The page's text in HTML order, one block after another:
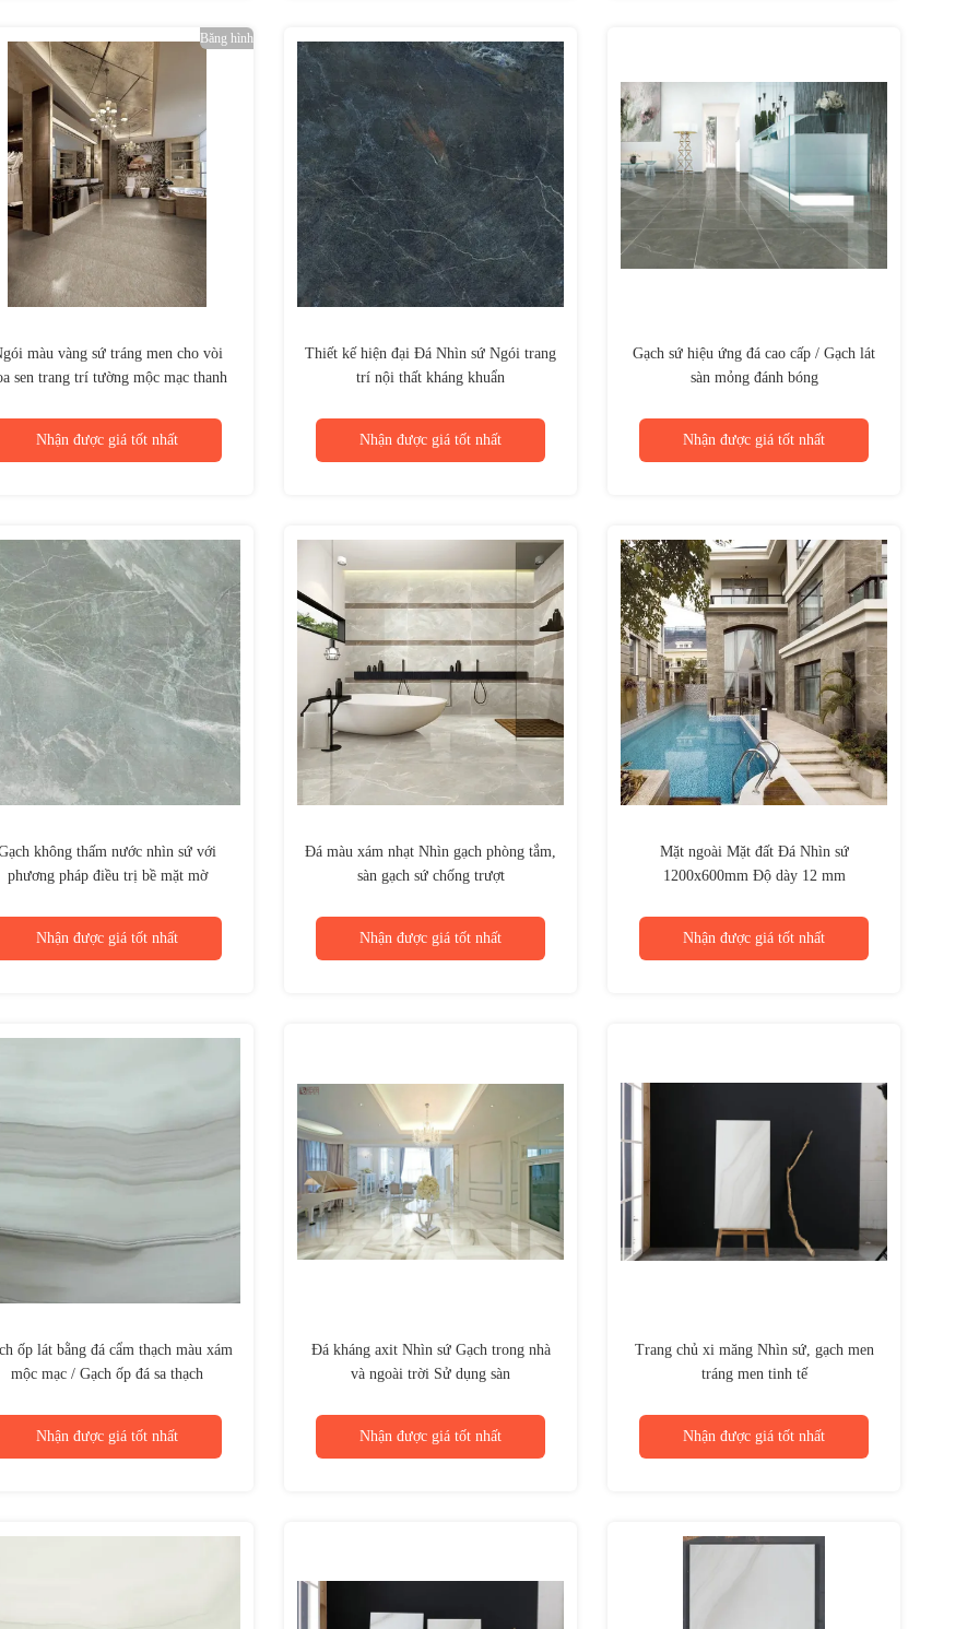
Băng hình
màu vàng sứ tráng men cho vòi
sen trang trí tường mộc mạc thanh
Nhận được giá tốt nhất
Thiết kế hiện đại Đá Nhìn sứ Ngói trang
trí nội thất kháng khuẩn
Nhận được giá tốt nhất
Gạch sứ hiệu ứng đá cao cấp / Gạch lát
sàn mỏng đánh bóng
Nhận được giá tốt nhất
không thấm nước nhìn sứ với
phương pháp điều trị bề mặt mờ
Nhận được giá tốt nhất
Đá màu xám nhạt Nhìn gạch phòng tắm,
sàn gạch sứ chống trượt
Nhận được giá tốt nhất
Mặt ngoài Mặt đất Đá Nhìn sứ
1200x600mm Độ dày 12 mm
Nhận được giá tốt nhất
ốp lát bằng đá cẩm thạch màu xám
mộc mạc / Gạch ốp đá sa thạch
Nhận được giá tốt nhất
Đá kháng axit Nhìn sứ Gạch trong nhà
và ngoài trời Sử dụng sàn
Nhận được giá tốt nhất
Trang chủ xi măng Nhìn sứ, gạch men
tráng men tinh tế
Nhận được giá tốt nhất